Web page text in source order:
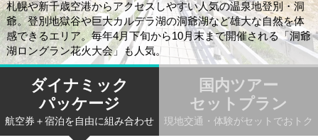
札幌や新千歳空港からアクセスしやすい人気の温泉地登別・洞
爺。登別地獄谷や巨大カルデラ湖の洞爺湖など雄大な自然を体
感できるエリア。毎年4月下旬から10月末まで開催される「洞爺
湖ロングラン花火大会」も人気。
ダイナミック
パッケージ
航空券＋宿泊を自由に組み合わせ
国内ツアー
セットプラン
現地交通・体験がセットでおトク